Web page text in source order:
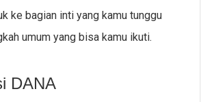
ke bagian inti yang kamu tunggu
umum yang bisa kamu ikuti.
DANA